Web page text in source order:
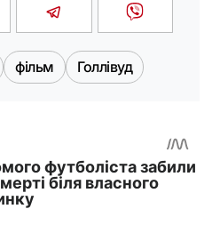
фільм Голлівуд